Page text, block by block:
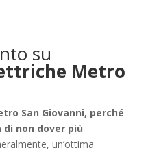
su
Metro
San Giovanni, perché
non dover più
un’ottima